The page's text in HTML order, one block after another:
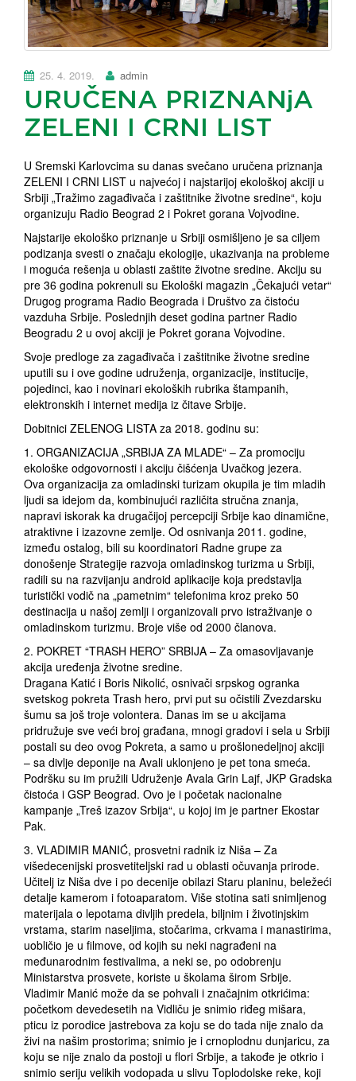
25. 4. 2019. admin
URUČENA PRIZNANjA
ZELENI I CRNI LIST
U Sremski Karlovcima su danas svečano uručena priznanja
ZELENI I CRNI LIST u najvećoj i najstarijoj ekološkoj akciji u
Srbiji „Tražimo zagađivača i zaštitnike životne sredine“, koju
organizuju Radio Beograd 2 i Pokret gorana Vojvodine.
Najstarije ekološko priznanje u Srbiji osmišljeno je sa ciljem
podizanja svesti o značaju ekologije, ukazivanja na probleme
i moguća rešenja u oblasti zaštite životne sredine. Akciju su
pre 36 godina pokrenuli su Ekološki magazin „Čekajući vetar“
Drugog programa Radio Beograda i Društvo za čistoću
vazduha Srbije. Poslednjih deset godina partner Radio
Beogradu 2 u ovoj akciji je Pokret gorana Vojvodine.
Svoje predloge za zagađivača i zaštitnike životne sredine
uputili su i ove godine udruženja, organizacije, institucije,
pojedinci, kao i novinari ekoloških rubrika štampanih,
elektronskih i internet medija iz čitave Srbije.
Dobitnici ZELENOG LISTA za 2018. godinu su:
1. ORGANIZACIJA „SRBIJA ZA MLADE“ – Za promociju
ekološke odgovornosti i akciju čišćenja Uvačkog jezera.
Ova organizacija za omladinski turizam okupila je tim mladih
ljudi sa idejom da, kombinujući različita stručna znanja,
napravi iskorak ka drugačijoj percepciji Srbije kao dinamične,
atraktivne i izazovne zemlje. Od osnivanja 2011. godine,
između ostalog, bili su koordinatori Radne grupe za
donošenje Strategije razvoja omladinskog turizma u Srbiji,
radili su na razvijanju android aplikacije koja predstavlja
turistički vodič na „pametnim“ telefonima kroz preko 50
destinacija u našoj zemlji i organizovali prvo istraživanje o
omladinskom turizmu. Broje više od 2000 članova.
2. POKRET “TRASH HERO” SRBIJA – Za omasovljavanje
akcija uređenja životne sredine.
Dragana Katić i Boris Nikolić, osnivači srpskog ogranka
svetskog pokreta Trash hero, prvi put su očistili Zvezdarsku
šumu sa još troje volontera. Danas im se u akcijama
pridružuje sve veći broj građana, mnogi gradovi i sela u Srbiji
postali su deo ovog Pokreta, a samo u prošlonedeljnoj akciji
– sa divlje deponije na Avali uklonjeno je pet tona smeća.
Podršku su im pružili Udruženje Avala Grin Lajf, JKP Gradska
čistoća i GSP Beograd. Ovo je i početak nacionalne
kampanje „Treš izazov Srbija“, u kojoj im je partner Ekostar
Pak.
3. VLADIMIR MANIĆ, prosvetni radnik iz Niša – Za
višedecenijski prosvetiteljski rad u oblasti očuvanja prirode.
Učitelj iz Niša dve i po decenije obilazi Staru planinu, beležeći
detalje kamerom i fotoaparatom. Više stotina sati snimljenog
materijala o lepotama divljih predela, biljnim i životinjskim
vrstama, starim naseljima, stočarima, crkvama i manastirima,
uobličio je u filmove, od kojih su neki nagrađeni na
međunarodnim festivalima, a neki se, po odobrenju
Ministarstva prosvete, koriste u školama širom Srbije.
Vladimir Manić može da se pohvali i značajnim otkrićima:
početkom devedesetih na Vidliču je snimio riđeg mišara,
pticu iz porodice jastrebova za koju se do tada nije znalo da
živi na našim prostorima; snimio je i crnoplodnu dunjaricu, za
koju se nije znalo da postoji u flori Srbije, a takođe je otkrio i
snimio seriju velikih vodopada u slivu Toplodolske reke, koji